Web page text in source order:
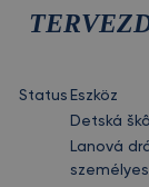
Status Eszköz
Detská
Lanová